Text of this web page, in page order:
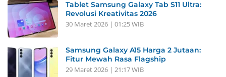
Tablet Samsung Galaxy Tab S11 Ultra:
Revolusi Kreativitas 2026
30 Maret 2026 | 01:25 WIB
Samsung Galaxy A15 Harga 2 Jutaan:
Fitur Mewah Rasa Flagship
29 Maret 2026 | 21:17 WIB